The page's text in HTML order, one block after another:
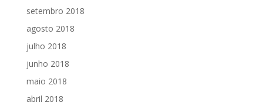
setembro 2018
agosto 2018
julho 2018
junho 2018
maio 2018
abril 2018